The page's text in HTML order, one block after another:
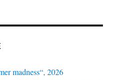
madness“, 2026